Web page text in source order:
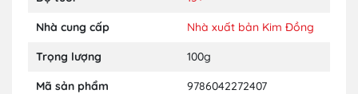
Nhà cung cấp Nhà xuất bản Kim Đồng
Trọng lượng 100g
Mã sản phẩm 9786042272407